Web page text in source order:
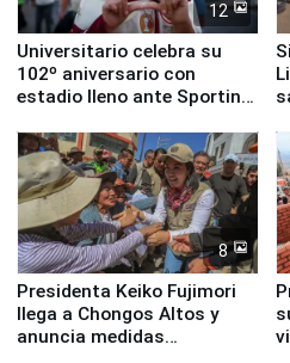
12
Universitario celebra su
102º aniversario con
estadio lleno ante Sporting
8
Presidenta Keiko Fujimori
llega a Chongos Altos y
anuncia medidas